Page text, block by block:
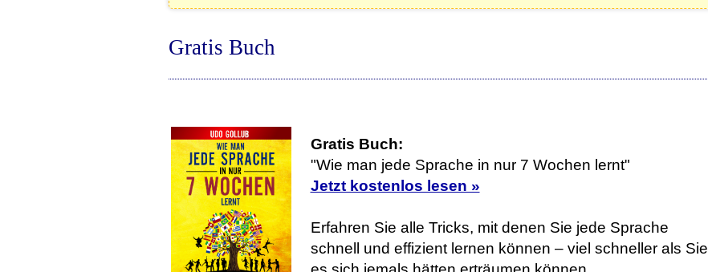
Gratis Buch
Gratis Buch:
"Wie man jede Sprache in nur 7 Wochen lernt"
Jetzt kostenlos lesen »
Erfahren Sie alle Tricks, mit denen Sie jede Sprache
schnell und effizient lernen können – viel schneller als Sie